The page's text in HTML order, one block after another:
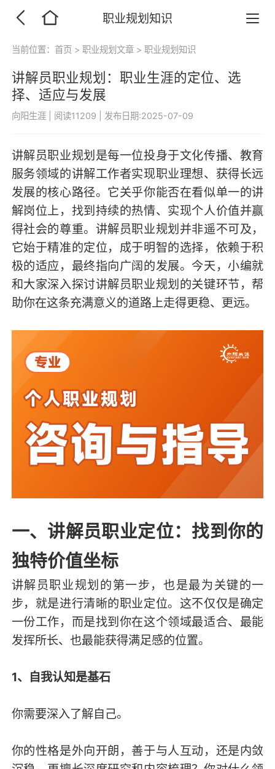
职业规划知识
当前位置：首页 > 职业规划文章 > 职业规划知识
讲解员职业规划：职业生涯的定位、选
择、适应与发展
向阳生涯 阅读11209 发布日期:2025-07-09
讲解员职业规划是每一位投身于文化传播、教育
服务领域的讲解工作者实现职业理想、获得长远
发展的核心路径。它关乎你能否在看似单一的讲
解岗位上，找到持续的热情、实现个人价值并赢
得社会的尊重。讲解员职业规划并非遥不可及，
它始于精准的定位，成于明智的选择，依赖于积
极的适应，最终指向广阔的发展。今天，小编就
和大家深入探讨讲解员职业规划的关键环节，帮
助你在这条充满意义的道路上走得更稳、更远。
一、讲解员职业定位：找到你的
独特价值坐标
讲解员职业规划的第一步，也是最为关键的一
步，就是进行清晰的职业定位。这不仅仅是确定
一份工作，而是找到你在这个领域最适合、最能
发挥所长、也最能获得满足感的位置。
1、自我认知是基石
你需要深入了解自己。
你的性格是外向开朗，善于与人互动，还是内敛